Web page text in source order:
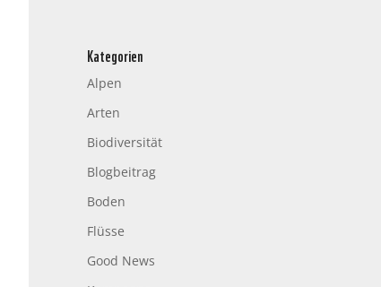
Kategorien
Alpen
Arten
Biodiversität
Blogbeitrag
Boden
Flüsse
Good News